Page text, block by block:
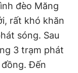
Niên. Cấm sao
thuận bằng văn
đèo Măng
rất khó khăn
sóng. Sau
3 trạm phát
Đến